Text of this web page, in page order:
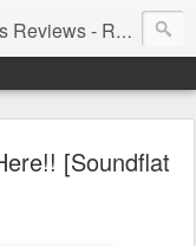
the wildest New and 60's, Garage, Punk, Psych, Freakbeat, and many other weird sounds.
[Soundflat